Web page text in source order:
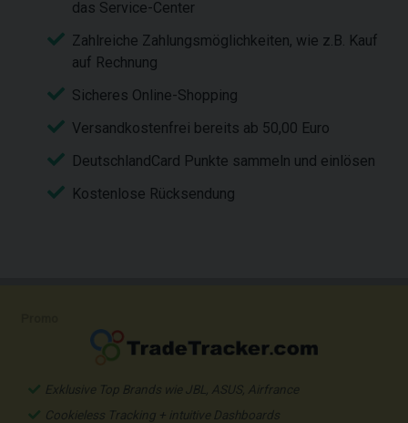
das Service-Center
Zahlreiche Zahlungsmöglichkeiten, wie z.B. Kauf
auf Rechnung
Sicheres Online-Shopping
Versandkostenfrei bereits ab 50,00 Euro
DeutschlandCard Punkte sammeln und einlösen
Kostenlose Rücksendung
Exklusive Top Brands wie JBL, ASUS, Airfrance
Cookieless Tracking + intuitive Dashboards